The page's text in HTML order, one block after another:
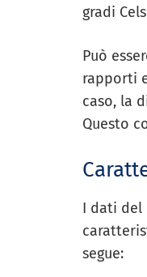
gradi
Può
rapporti
caso, la
Questo
I dati del
segue: